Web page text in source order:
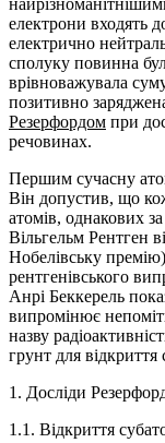
електрони входять
електрично
сполуку повинна
врівноважувала
позитивно
Резерфордом при
речовинах.
Першим сучасну
Він допустив, що
атомів, однакових
Вільгельм Рентген
Нобелівську
рентгенівського
Анрі Беккерель
випромінює
назву
грунт для
1. Досліди
1.1. Відкриття